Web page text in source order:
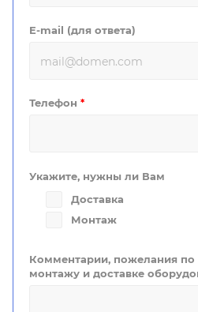
E-mail (для ответа)
Телефон *
Укажите, нужны ли Вам
Доставка
Монтаж
Комментарии, пожелания по
монтажу и доставке